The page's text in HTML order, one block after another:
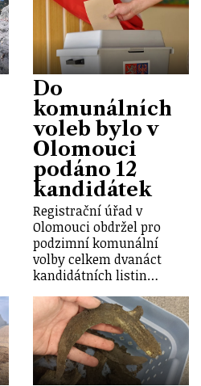
Do
komunálních
voleb bylo v
Olomouci
podáno 12
kandidátek
Registrační úřad v
Olomouci obdržel pro
podzimní komunální
volby celkem dvanáct
kandidátních listin…